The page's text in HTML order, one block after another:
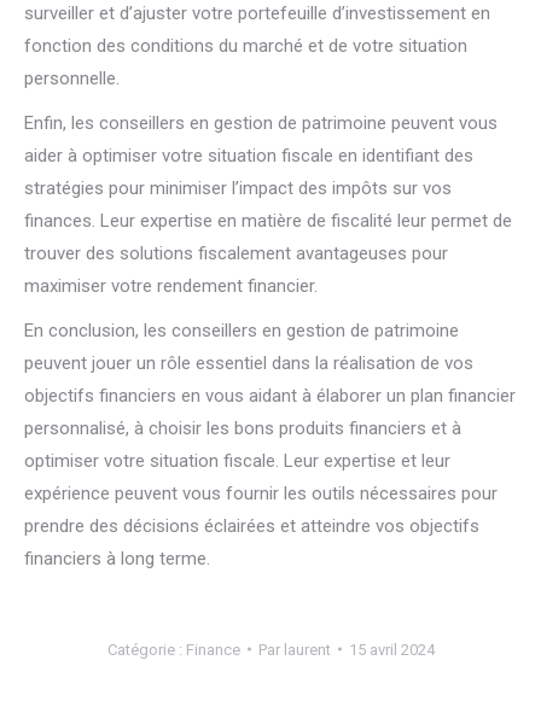
surveiller et d’ajuster votre portefeuille d’investissement en
fonction des conditions du marché et de votre situation
personnelle.
Enfin, les conseillers en gestion de patrimoine peuvent vous
aider à optimiser votre situation fiscale en identifiant des
stratégies pour minimiser l’impact des impôts sur vos
finances. Leur expertise en matière de fiscalité leur permet de
trouver des solutions fiscalement avantageuses pour
maximiser votre rendement financier.
En conclusion, les conseillers en gestion de patrimoine
peuvent jouer un rôle essentiel dans la réalisation de vos
objectifs financiers en vous aidant à élaborer un plan financier
personnalisé, à choisir les bons produits financiers et à
optimiser votre situation fiscale. Leur expertise et leur
expérience peuvent vous fournir les outils nécessaires pour
prendre des décisions éclairées et atteindre vos objectifs
financiers à long terme.
Catégorie : Finance Par laurent 15 avril 2024